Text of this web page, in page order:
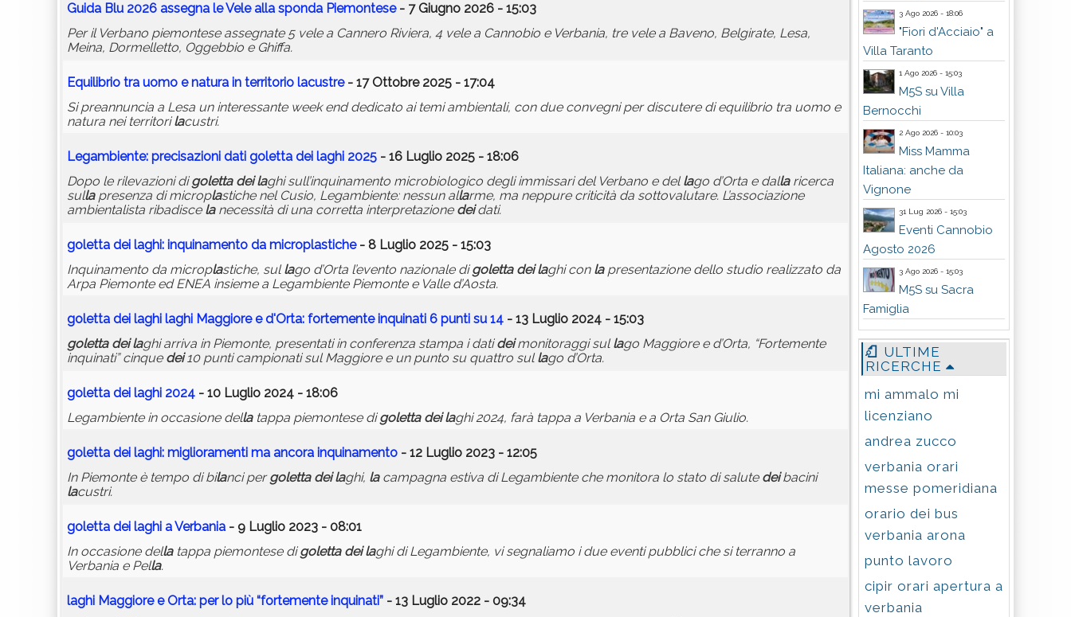
Guida Blu 2026 assegna le Vele alla sponda Piemontese- 7 Giugno 2026 - 15:03
Per il Verbano piemontese assegnate 5 vele a Cannero Riviera, 4 vele a Cannobio e Verbania, tre vele a Baveno, Belgirate, Lesa,
Meina, Dormelletto, Oggebbio e Ghiffa.
Equilibrio tra uomo e natura in territorio lacustre- 17 Ottobre 2025 - 17:04
Si preannuncia a Lesa un interessante week end dedicato ai temi ambientali, con due convegni per discutere di equilibrio tra uomo e
natura nei territorilacustri.
Legambiente: precisazioni dati goletta dei laghi 2025 - 16 Luglio 2025 - 18:06
Dopo le rilevazioni digoletta dei laghi sull’inquinamento microbiologico degli immissari del Verbano e dellago d’Orta e dallaricerca
sullapresenza di microplastiche nel Cusio, Legambiente: nessun allarme, ma neppure criticità da sottovalutare. L’associazione
ambientalista ribadisce lanecessità di una corretta interpretazione deidati.
goletta dei laghi: inquinamento da microplastiche- 8 Luglio 2025 - 15:03
Inquinamento da microplastiche, sullago d’Orta l’evento nazionale digoletta dei laghi con lapresentazione dello studio realizzato da
Arpa Piemonte ed ENEA insieme a Legambiente Piemonte e Valle d’Aosta.
goletta dei laghi laghi Maggiore e d'Orta: fortemente inquinati 6 punti su 14 - 13 Luglio 2024 - 15:03
goletta dei laghi arriva in Piemonte, presentati in conferenza stampa i datideimonitoraggi sullago Maggiore e d’Orta, “Fortemente
inquinati” cinque dei10 punti campionati sul Maggiore e un punto su quattro sullago d’Orta.
goletta dei laghi 2024 - 10 Luglio 2024 - 18:06
Legambiente in occasione dellatappa piemontese digoletta dei laghi 2024, farà tappa a Verbania e a Orta San Giulio.
goletta dei laghi: miglioramenti ma ancora inquinamento - 12 Luglio 2023 - 12:05
In Piemonte è tempo di bilanci pergoletta dei laghi, lacampagna estiva di Legambiente che monitora lo stato di salute deibacini
lacustri.
goletta dei laghi a Verbania - 9 Luglio 2023 - 08:01
In occasione dellatappa piemontese digoletta dei laghi di Legambiente, vi segnaliamo i due eventi pubblici che si terranno a
Verbania e Pella.
laghi Maggiore e Orta: per lo più “fortemente inquinati” - 13 Luglio 2022 - 09:34
3 Ago 2026 - 18:06
"Fiori d'Acciaio" a
Villa Taranto
1 Ago 2026 - 15:03
M5S su Villa
Bernocchi
2 Ago 2026 - 10:03
Miss Mamma
Italiana: anche da
Vignone
31 Lug 2026 - 15:03
Eventi Cannobio
Agosto 2026
3 Ago 2026 - 15:03
M5S su Sacra
Famiglia
ULTIME
RICERCHE
mi ammalo mi
licenziano
andrea zucco
verbania orari
messe pomeridiana
orario dei bus
verbania arona
punto lavoro
cipir orari apertura a
verbania